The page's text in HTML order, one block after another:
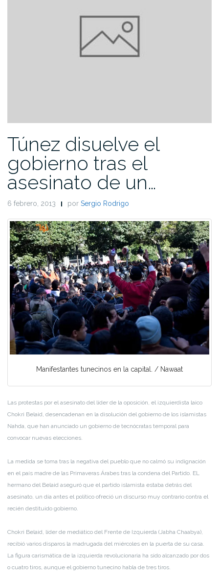
Túnez disuelve el
gobierno tras el
asesinato de un…
6 febrero, 2013 por Sergio Rodrigo
Manifestantes tunecinos en la capital. / Nawaat
Las protestas por el asesinato del líder de la oposición, el izquierdista laico
Chokri Belaid, desencadenan en la disolución del gobierno de los islamistas
Nahda, que han anunciado un gobierno de tecnócratas temporal para
convocar nuevas elecciones.
La medida se toma tras la negativa del pueblo que no calmó su indignación
en el país madre de las Primaveras Árabes tras la condena del Partido. EL
hermano del Belaid aseguró que el partido islamista estaba detrás del
asesinato, un día antes el político ofreció un discurso muy contrario contra el
recién destituido gobierno.
Chokri Belaid, líder de mediático del Frente de Izquierda (Jabha Chaabya),
recibió varios disparos la madrugada del miércoles en la puerta de su casa.
La figura carismática de la izquierda revolucionaria ha sido alcanzado por dos
o cuatro tiros, aunque el gobierno tunecino habla de tres tiros.